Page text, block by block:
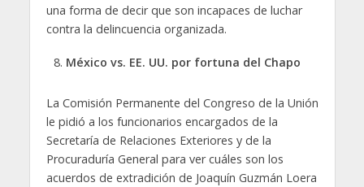
una forma de decir que son incapaces de luchar
contra la delincuencia organizada.
México vs. EE. UU. por fortuna del Chapo
La Comisión Permanente del Congreso de la Unión
le pidió a los funcionarios encargados de la
Secretaría de Relaciones Exteriores y de la
Procuraduría General para ver cuáles son los
acuerdos de extradición de Joaquín Guzmán Loera